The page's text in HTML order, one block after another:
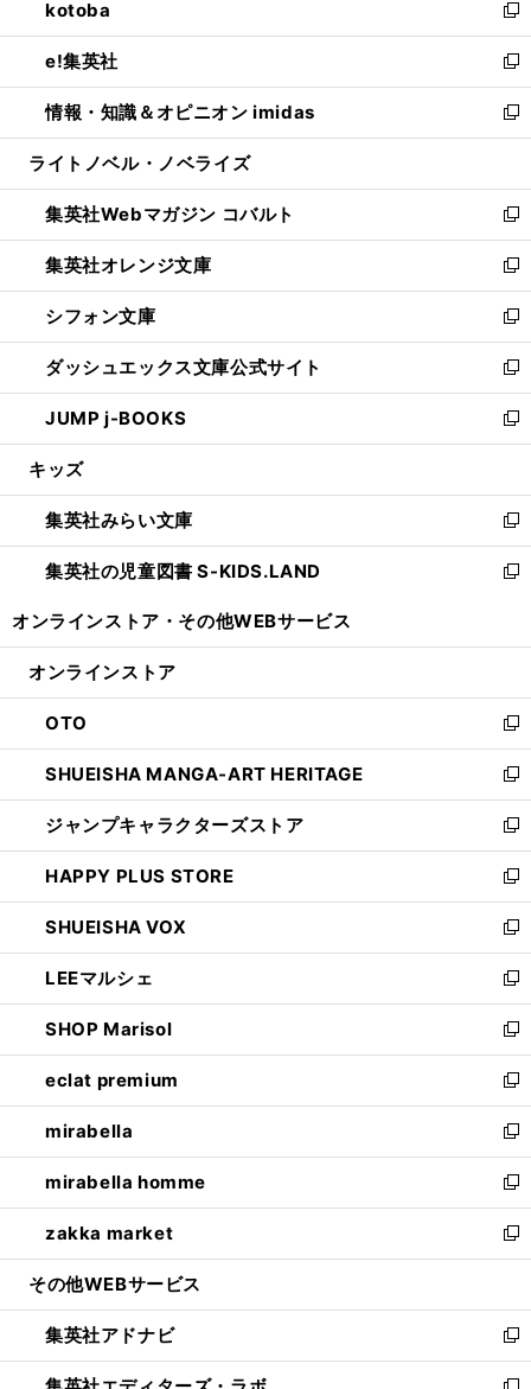
く
で
開
く
ド
ウ
で
開
く
ィ
ン
ド
ウ
で
開
い
ウ
ィ
ン
ド
ウ
開
く
kotoba
新
し
い
ウ
ィ
ン
ウ
で
開
く
e!集英社
新
し
い
ウ
ン
ド
ウ
で
開
く
情報・知識＆オピニオン imidas
新
し
ウ
ィ
ン
ド
ウ
で
開
く
ライトノベル・ノベライズ
集英社Webマガジン コバルト
新
し
い
ウ
ィ
ン
ド
ウ
で
開
集英社オレンジ文庫
新
し
い
ウ
ィ
ン
ド
ウ
開
く
シフォン文庫
新
し
い
ウ
ィ
ン
ウ
で
開
く
ダッシュエックス文庫公式サイト
新
し
い
ウ
ン
ド
ウ
で
JUMP j-BOOKS
新
し
ウ
ィ
ン
ド
開
キッズ
集英社みらい文庫
新
し
い
ン
ウ
で
開
く
集英社の児童図書 S-KIDS.LAND
新
ウ
ン
ド
ウ
で
開
く
オンラインストア・ その他WEBサービス
オンラインストア
OTO
新
し
い
ウ
ィ
ン
ド
ウ
で
開
く
SHUEISHA MANGA-ART HERITAGE
新
し
い
ウ
ィ
ン
ド
ウ
で
開
く
ジャンプキャラクターズストア
新
し
い
ウ
ィ
ン
ド
ウ
で
開
く
HAPPY PLUS STORE
新
し
い
ウ
ィ
ン
ド
ウ
で
開
く
SHUEISHA VOX
新
し
い
ウ
ィ
ン
ド
ウ
で
開
く
LEEマルシェ
新
し
い
ウ
ィ
ン
ド
ウ
で
開
く
SHOP Marisol
新
し
い
ウ
ィ
ン
ド
ウ
で
開
eclat premium
新
し
い
ウ
ィ
ン
ド
ウ
開
く
mirabella
新
し
い
ウ
ィ
ン
ウ
で
開
mirabella homme
新
し
い
ウ
ン
ド
ウ
zakka market
新
し
ウ
ィ
ン
その他WEBサービス
集英社アドナビ
新
し